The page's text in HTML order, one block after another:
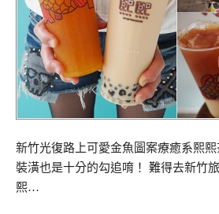
新竹光復路上可愛金魚圖案療癒系熙
裝潢也是十分的勾追唷！ 難得去新竹
熙…